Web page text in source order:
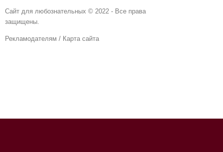
Сайт для любознательных © 2022 - Все права
защищены.
Рекламодателям / Карта сайта